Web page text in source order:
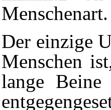
Menschenart.
Der einzige
Menschen
lange Beine